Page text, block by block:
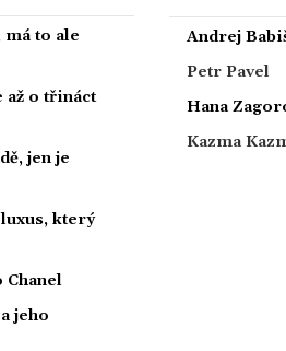
to ale
až o třináct
jen je
který
Chanel
jeho
Andrej
Petr Pavel
Hana
Kazma